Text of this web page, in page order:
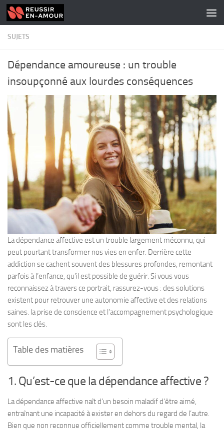
Skip to content
SUJETS
Dépendance amoureuse : un trouble
insoupçonné aux lourdes conséquences
La dépendance affective est un trouble largement méconnu, qui
peut pourtant transformer nos vies en enfer. Derrière cette
addiction se cachent souvent des blessures profondes, remontant
parfois à l’enfance, qu’il est possible de guérir. Si vous vous
reconnaissez à travers ce portrait, rassurez-vous : des solutions
existent pour retrouver une autonomie affective et des relations
saines. la prise de conscience et l’accompagnement psychologique
sont les clés.
Table des matières
1. Qu’est-ce que la dépendance affective ?
La dépendance affective naît d’un besoin maladif d’être aimé,
entraînant une incapacité à exister en dehors du regard de l’autre.
Bien que non reconnue officiellement comme trouble mental, la